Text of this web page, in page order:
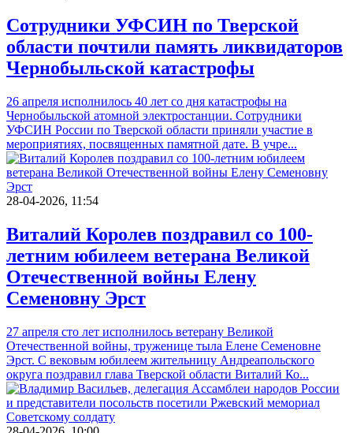
Сотрудники УФСИН по Тверской
области почтили память ликвидаторов
Чернобыльской катастрофы
26 апреля исполнилось 40 лет со дня катастрофы на
Чернобыльской атомной электростанции. Сотрудники
УФСИН России по Тверской области приняли участие в
мероприятиях, посвященных памятной дате. В учре...
28-04-2026, 11:54
Виталий Королев поздравил со 100-
летним юбилеем ветерана Великой
Отечественной войны Елену
Семеновну Эрст
27 апреля сто лет исполнилось ветерану Великой
Отечественной войны, труженице тыла Елене Семеновне
Эрст. С вековым юбилеем жительницу Андреапольского
округа поздравил глава Тверской области Виталий Ко...